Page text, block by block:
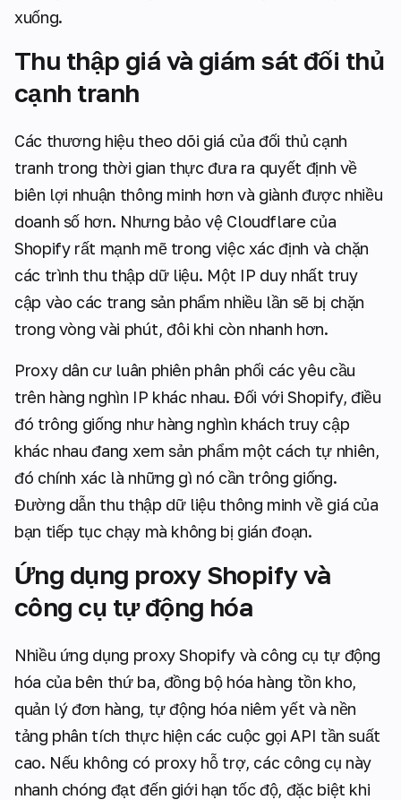
xuống.
Thu thập giá và giám sát đối thủ
cạnh tranh
Các thương hiệu theo dõi giá của đối thủ cạnh
tranh trong thời gian thực đưa ra quyết định về
biên lợi nhuận thông minh hơn và giành được nhiều
doanh số hơn. Nhưng bảo vệ Cloudflare của
Shopify rất mạnh mẽ trong việc xác định và chặn
các trình thu thập dữ liệu. Một IP duy nhất truy
cập vào các trang sản phẩm nhiều lần sẽ bị chặn
trong vòng vài phút, đôi khi còn nhanh hơn.
Proxy dân cư luân phiên phân phối các yêu cầu
trên hàng nghìn IP khác nhau. Đối với Shopify, điều
đó trông giống như hàng nghìn khách truy cập
khác nhau đang xem sản phẩm một cách tự nhiên,
đó chính xác là những gì nó cần trông giống.
Đường dẫn thu thập dữ liệu thông minh về giá của
bạn tiếp tục chạy mà không bị gián đoạn.
Ứng dụng proxy Shopify và
công cụ tự động hóa
Nhiều ứng dụng proxy Shopify và công cụ tự động
hóa của bên thứ ba, đồng bộ hóa hàng tồn kho,
quản lý đơn hàng, tự động hóa niêm yết và nền
tảng phân tích thực hiện các cuộc gọi API tần suất
cao. Nếu không có proxy hỗ trợ, các công cụ này
nhanh chóng đạt đến giới hạn tốc độ, đặc biệt khi